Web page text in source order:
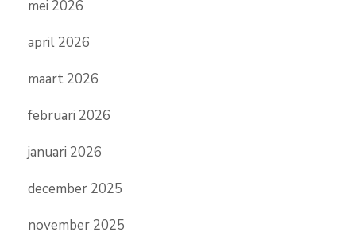
mei 2026
april 2026
maart 2026
februari 2026
januari 2026
december 2025
november 2025